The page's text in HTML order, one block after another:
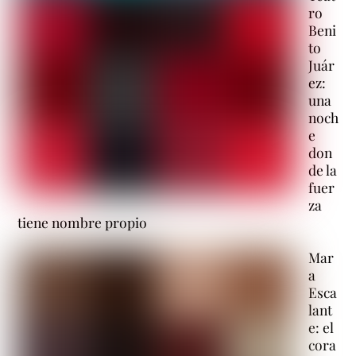
ro
Beni
to
Juár
ez:
una
noch
e
don
de la
fuer
za
tiene nombre propio
Mar
a
Esca
lant
e: el
cora